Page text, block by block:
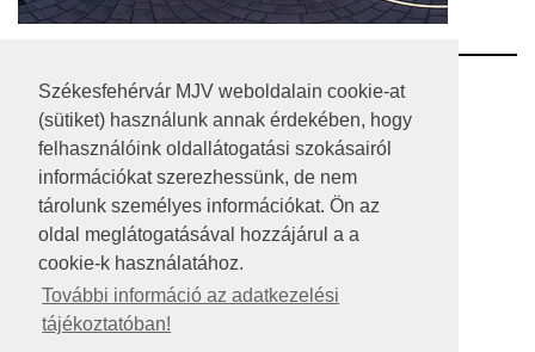
Székesfehérvár MJV weboldalain cookie-at
(sütiket) használunk annak érdekében, hogy
felhasználóink oldallátogatási szokásairól
információkat szerezhessünk, de nem
tárolunk személyes információkat. Ön az
oldal meglátogatásával hozzájárul a a
cookie-k használatához.
További információ az adatkezelési
tájékoztatóban!
RSS
A HONLAP 2017.03.31-I ÁLLAPOTA
JOGI NYILATKOZAT
IMPRESSZUM
KÖZÉRDEKŰ ADATOK